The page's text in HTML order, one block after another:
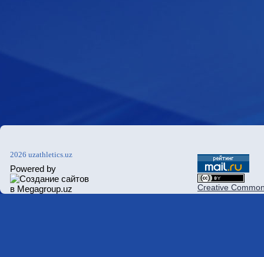
2026 uzathletics.uz
Powered by
Creative